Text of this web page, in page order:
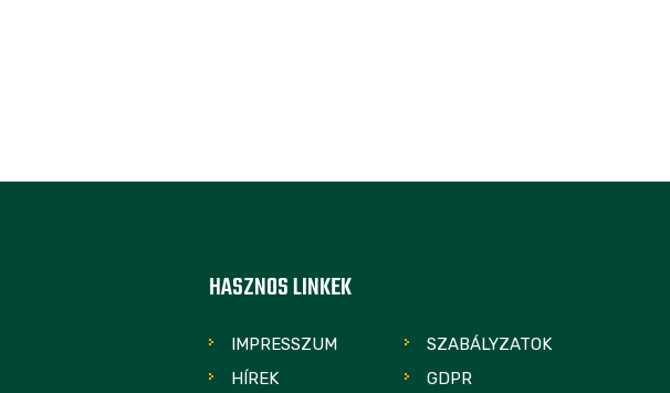
HASZNOS LINKEK
IMPRESSZUM
SZABÁLYZATOK
HÍREK
GDPR